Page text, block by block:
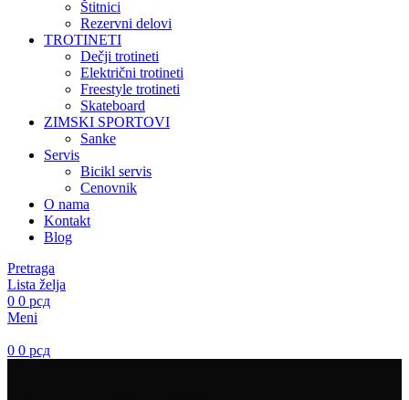
Štitnici
Rezervni delovi
TROTINETI
Dečji trotineti
Električni trotineti
Freestyle trotineti
Skateboard
ZIMSKI SPORTOVI
Sanke
Servis
Bicikl servis
Cenovnik
O nama
Kontakt
Blog
Pretraga
Lista želja
0 0 рсд
Meni
0 0 рсд